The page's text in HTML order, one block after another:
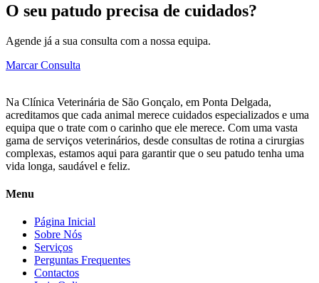
O seu patudo precisa de cuidados?
Agende já a sua consulta com a nossa equipa.
Marcar Consulta
Na Clínica Veterinária de São Gonçalo, em Ponta Delgada,
acreditamos que cada animal merece cuidados especializados e uma
equipa que o trate com o carinho que ele merece. Com uma vasta
gama de serviços veterinários, desde consultas de rotina a cirurgias
complexas, estamos aqui para garantir que o seu patudo tenha uma
vida longa, saudável e feliz.
Menu
Página Inicial
Sobre Nós
Serviços
Perguntas Frequentes
Contactos